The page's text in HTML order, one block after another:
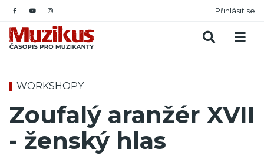
Přihlásit se
WORKSHOPY
Zoufalý aranžér XVII
- ženský hlas